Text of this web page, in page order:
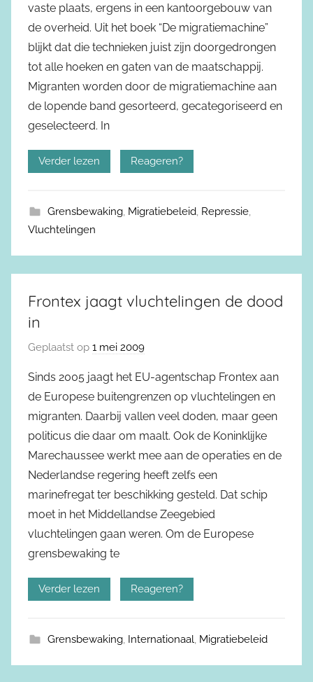
vaste plaats, ergens in een kantoorgebouw van
de overheid. Uit het boek “De migratiemachine”
blijkt dat die technieken juist zijn doorgedrongen
tot alle hoeken en gaten van de maatschappij.
Migranten worden door de migratiemachine aan
de lopende band gesorteerd, gecategoriseerd en
geselecteerd. In
Verder lezen Reageren?
Grensbewaking, Migratiebeleid, Repressie,
Vluchtelingen
Frontex jaagt vluchtelingen de dood
in
Geplaatst op 1 mei 2009
Sinds 2005 jaagt het EU-agentschap Frontex aan
de Europese buitengrenzen op vluchtelingen en
migranten. Daarbij vallen veel doden, maar geen
politicus die daar om maalt. Ook de Koninklijke
Marechaussee werkt mee aan de operaties en de
Nederlandse regering heeft zelfs een
marinefregat ter beschikking gesteld. Dat schip
moet in het Middellandse Zeegebied
vluchtelingen gaan weren. Om de Europese
grensbewaking te
Verder lezen Reageren?
Grensbewaking, Internationaal, Migratiebeleid